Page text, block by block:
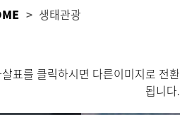
생태관광
표를 클릭하시면 다른이미지로 전환
됩니다.